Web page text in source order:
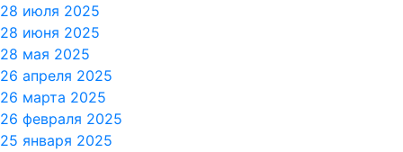
28 июля 2025
28 июня 2025
28 мая 2025
26 апреля 2025
26 марта 2025
26 февраля 2025
25 января 2025